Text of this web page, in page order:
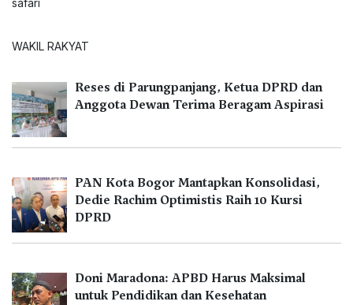
WAKIL RAKYAT
Reses di Parungpanjang, Ketua DPRD dan
Anggota Dewan Terima Beragam Aspirasi
PAN Kota Bogor Mantapkan Konsolidasi,
Dedie Rachim Optimistis Raih 10 Kursi
DPRD
Doni Maradona: APBD Harus Maksimal
untuk Pendidikan dan Kesehatan